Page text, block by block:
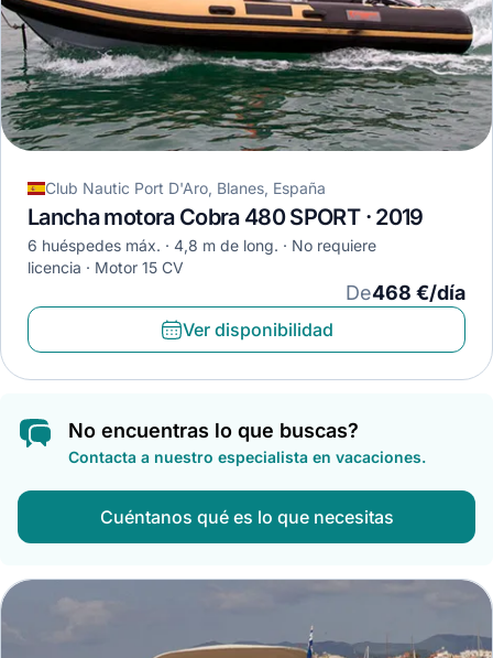
Club Nautic Port D'Aro, Blanes, España
Lancha motora Cobra 480 SPORT · 2019
6 huéspedes máx. 4,8 m de long.
No requiere
licencia
Motor 15 CV
De468 €/día
Ver disponibilidad
No encuentras lo que buscas?
Contacta a nuestro especialista en vacaciones.
Cuéntanos qué es lo que necesitas